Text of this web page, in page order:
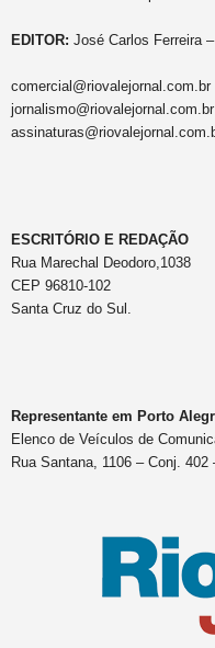
EDITOR: José Carlos Ferreira
comercial@riovalejornal.com.br
jornalismo@riovalejornal.com.br
ESCRITÓRIO E REDAÇÃO
Rua Marechal Deodoro,1038
CEP 96810-102
Santa Cruz do Sul.
Representante em Porto
Elenco de Veículos de
Rua Santana, 1106 – Conj. 402